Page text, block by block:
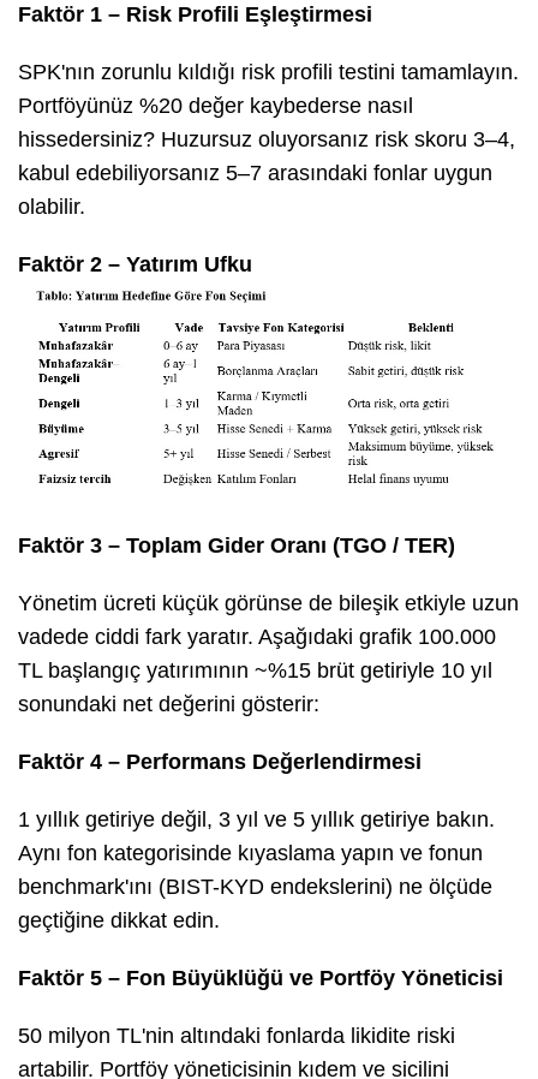
Faktör 1 – Risk Profili Eşleştirmesi
SPK'nın zorunlu kıldığı risk profili testini tamamlayın.
Portföyünüz %20 değer kaybederse nasıl
hissedersiniz? Huzursuz oluyorsanız risk skoru 3–4,
kabul edebiliyorsanız 5–7 arasındaki fonlar uygun
olabilir.
Faktör 2 – Yatırım Ufku
Faktör 3 – Toplam Gider Oranı (TGO / TER)
Yönetim ücreti küçük görünse de bileşik etkiyle uzun
vadede ciddi fark yaratır. Aşağıdaki grafik 100.000
TL başlangıç yatırımının ~%15 brüt getiriyle 10 yıl
sonundaki net değerini gösterir:
Faktör 4 – Performans Değerlendirmesi
1 yıllık getiriye değil, 3 yıl ve 5 yıllık getiriye bakın.
Aynı fon kategorisinde kıyaslama yapın ve fonun
benchmark'ını (BIST-KYD endekslerini) ne ölçüde
geçtiğine dikkat edin.
Faktör 5 – Fon Büyüklüğü ve Portföy Yöneticisi
50 milyon TL'nin altındaki fonlarda likidite riski
artabilir. Portföy yöneticisinin kıdem ve sicilini